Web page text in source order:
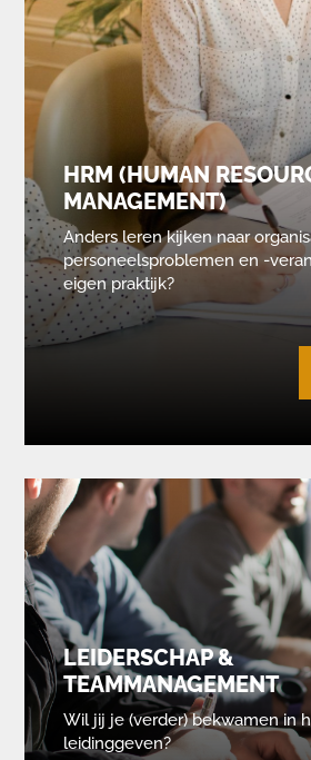
HRM (HUMAN
MANAGEMENT)
Anders leren kijken naar
personeelsproblemen en -
eigen praktijk?
LEIDERSCHAP &
TEAMMANAGEMENT
Wil jij je (verder) bekwamen in
leidinggeven?